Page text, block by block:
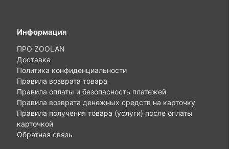
Информация
ПРО ZOOLAN
Доставка
Политика конфиденциальности
Правила возврата товара
Правила оплаты и безопасность платежей
Правила возврата денежных средств на карточку
Правила получения товара (услуги) после оплаты
карточкой
Обратная связь